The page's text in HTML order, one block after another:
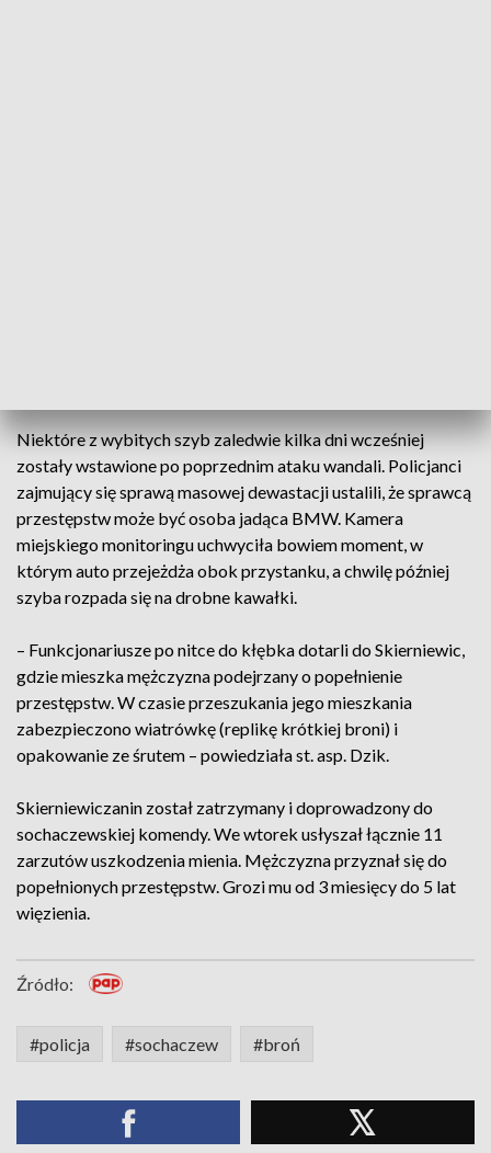
Niektóre z wybitych szyb zaledwie kilka dni wcześniej
zostały wstawione po poprzednim ataku wandali. Policjanci
zajmujący się sprawą masowej dewastacji ustalili, że sprawcą
przestępstw może być osoba jadąca BMW. Kamera
miejskiego monitoringu uchwyciła bowiem moment, w
którym auto przejeżdża obok przystanku, a chwilę później
szyba rozpada się na drobne kawałki.
– Funkcjonariusze po nitce do kłębka dotarli do Skierniewic,
gdzie mieszka mężczyzna podejrzany o popełnienie
przestępstw. W czasie przeszukania jego mieszkania
zabezpieczono wiatrówkę (replikę krótkiej broni) i
opakowanie ze śrutem – powiedziała st. asp. Dzik.
Skierniewiczanin został zatrzymany i doprowadzony do
sochaczewskiej komendy. We wtorek usłyszał łącznie 11
zarzutów uszkodzenia mienia. Mężczyzna przyznał się do
popełnionych przestępstw. Grozi mu od 3 miesięcy do 5 lat
więzienia.
Źródło:
#policja #sochaczew #broń